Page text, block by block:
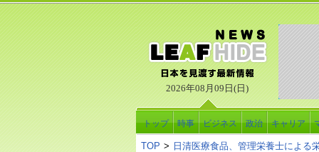
2026年08月09日(日)
トップ 時事 ビジネス 政治 キャリア
TOP > 日清医療食品、管理栄養士による